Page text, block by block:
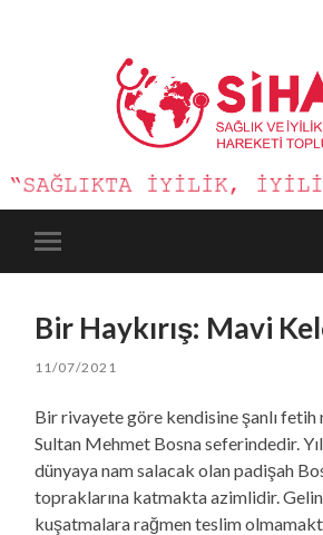
Sağlık
ve
İyilik
mobile
Bir Haykırış: Mavi
11/07/2021
Bir rivayete göre kendisine şanlı fetih
Sultan Mehmet Bosna seferindedir.
dünyaya nam salacak olan padişah
topraklarına katmakta azimlidir.
kuşatmalara rağmen teslim